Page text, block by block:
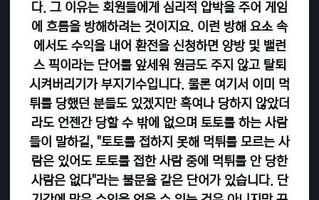
다. 그 이유는 회원들에게 심리적 압박을 주어 게임
에 흐름을 방해하려는 것이지요. 이런 방해 요소 속
에서도 수익을 내어 환전을 신청하면 양방 및 밸런
스 픽이라는 단어를 앞세워 원금도 주지 않고 탈퇴
시켜버리기가 부지기수입니다. 물론 여기서 이미 먹
튀를 당했던 분들도 있겠지만 혹여나 당하지 않았더
라도 언젠간 당할 수 밖에 없으며 토토를 하는 사람
들이 말하길, "토토를 접하지 못해 먹튀를 모르는 사
람은 있어도 토토를 접한 사람 중에 먹튀를 안 당한
사람은 없다"라는 불문율 같은 단어가 있습니다. 단